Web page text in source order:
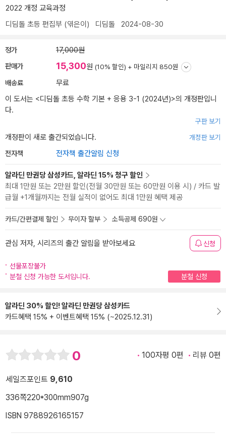
2022 개정 교육과정
디딤돌 초등 편집부 (엮은이) 디딤돌 2024-08-30
정가 17,000원
판매가 15,300원 (10% 할인) + 마일리지 850원
배송료
무료
이 도서는 <디딤돌 초등 수학 기본 + 응용 3-1 (2024년)>의 개정판입니
다.
구판 보기
개정판이 새로 출간되었습니다. 개정판 보기
전자책 전자책 출간알림 신청
알라딘 만권당 삼성카드, 알라딘 15% 청구 할인
최대 1만원 또는 2만원 할인(전월 30만원 또는 60만원 이용 시) / 카드 발
급월 +1개월까지는 전월 실적이 없어도 최대 1만원 혜택 제공
카드/간편결제 할인 무이자 할부 소득공제 690원
관심 저자, 시리즈의 출간 알림을 받아보세요 신청
선물포장불가
분철 신청 가능한 도서입니다.
분철 신청
알라딘 30% 할인! 알라딘 만권당 삼성카드
카드혜택 15% + 이벤트혜택 15% (~2025.12.31)
0 100자평 0편 리뷰 0편
세일즈포인트 9,610
336쪽220*300mm907g
ISBN 9788926165157